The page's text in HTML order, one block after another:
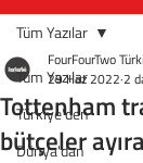
Tüm Yazılar
Türkiye'den
Dünya'dan
Tüm Yazılar
Tottenham
bütçeler
FourFourTwo
29 Haz 2022 2